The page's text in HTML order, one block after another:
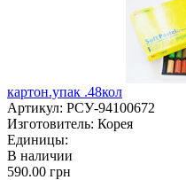
картон.упак .48кол
Артикул: РСУ-94100672
Изготовитель: Корея
Единицы:
В наличии
590.00 грн